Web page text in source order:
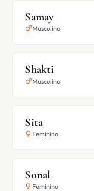
Samay
Masculino
Shakti
Masculino
Sita
Feminino
Sonal
Feminino